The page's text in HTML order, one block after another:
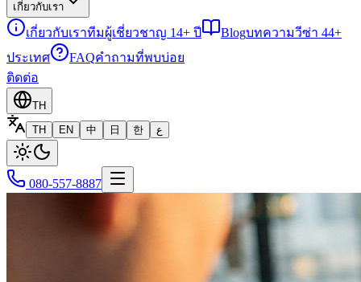
เกี่ยวกับเรา
เกี่ยวกับเราทีมผู้เชี่ยวชาญ 14+ ปี Blogบทความวีซ่า 44+
ประเทศ
FAQคำถามที่พบบ่อย
ติดต่อ
TH
TH
EN 中 日 한 ع
080-557-8887